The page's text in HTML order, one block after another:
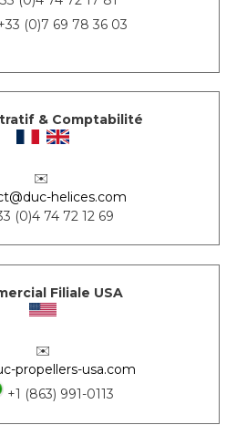
(0)7 69 78 36 03
& Comptabilité
✉️
helices.com
(0)4 74 72 12 69
Filiale USA
✉️
propellers-usa.com
+1 (863) 991-0113